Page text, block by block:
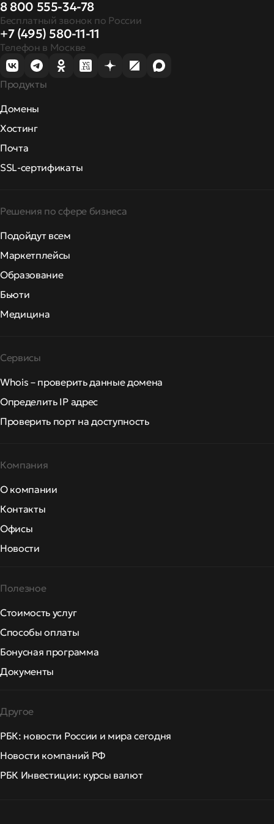
8 800 555-34-78
Бесплатный звонок по России
+7 (495) 580-11-11
Телефон в Москве
Продукты
Домены
Хостинг
Почта
SSL-сертификаты
Решения по сфере бизнеса
Подойдут всем
Маркетплейсы
Образование
Бьюти
Медицина
Сервисы
Whois – проверить данные домена
Определить IP адрес
Проверить порт на доступность
Компания
О компании
Контакты
Офисы
Новости
Полезное
Стоимость услуг
Способы оплаты
Бонусная программа
Документы
Другое
РБК: новости России и мира сегодня
Новости компаний РФ
РБК Инвестиции: курсы валют